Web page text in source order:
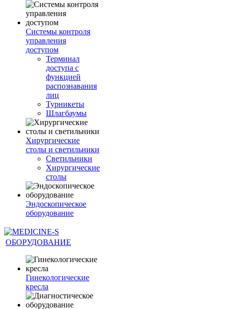
Системы контроля
управления
доступом
Терминал
доступа с
функцией
распознавания
лиц
Турникеты
Шлагбаумы
Хирургические
столы и светильники
Светильники
Хирургические
столы
Эндоскопическое
оборудование
ОБОРУДОВАНИЕ
Гинекологические
кресла